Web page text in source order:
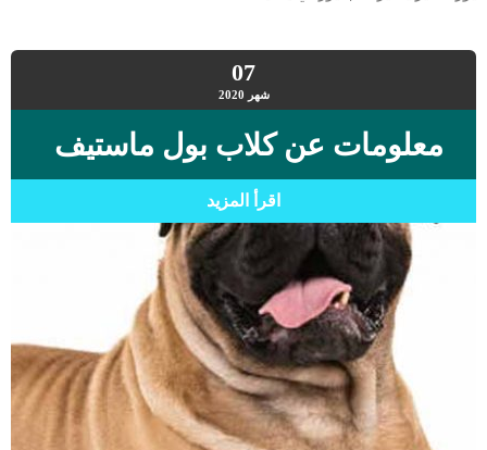
07
شهر 2020
معلومات عن كلاب بول ماستيف
اقرأ المزيد